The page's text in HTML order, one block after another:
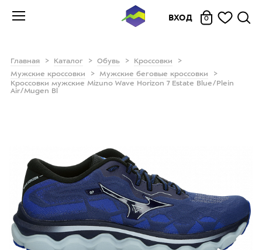
ВХОД 0
Главная Каталог Обувь
Кроссовки
Мужские кроссовки
Мужские беговые кроссовки
Кроссовки мужские Mizuno Wave Horizon 7 Estate Blue/Plein
Air/Mugen Bl